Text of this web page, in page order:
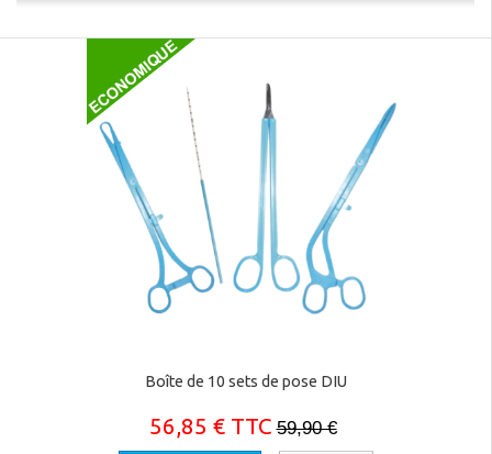
Boîte de 10 sets de pose DIU
56,85 € TTC 59,90 €